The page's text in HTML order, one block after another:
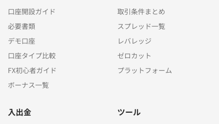
口座開設ガイド
必要書類
デモ口座
口座タイプ比較
FX初心者ガイド
ボーナス一覧
取引条件まとめ
スプレッド一覧
レバレッジ
ゼロカット
プラットフォーム
入出金 ツール